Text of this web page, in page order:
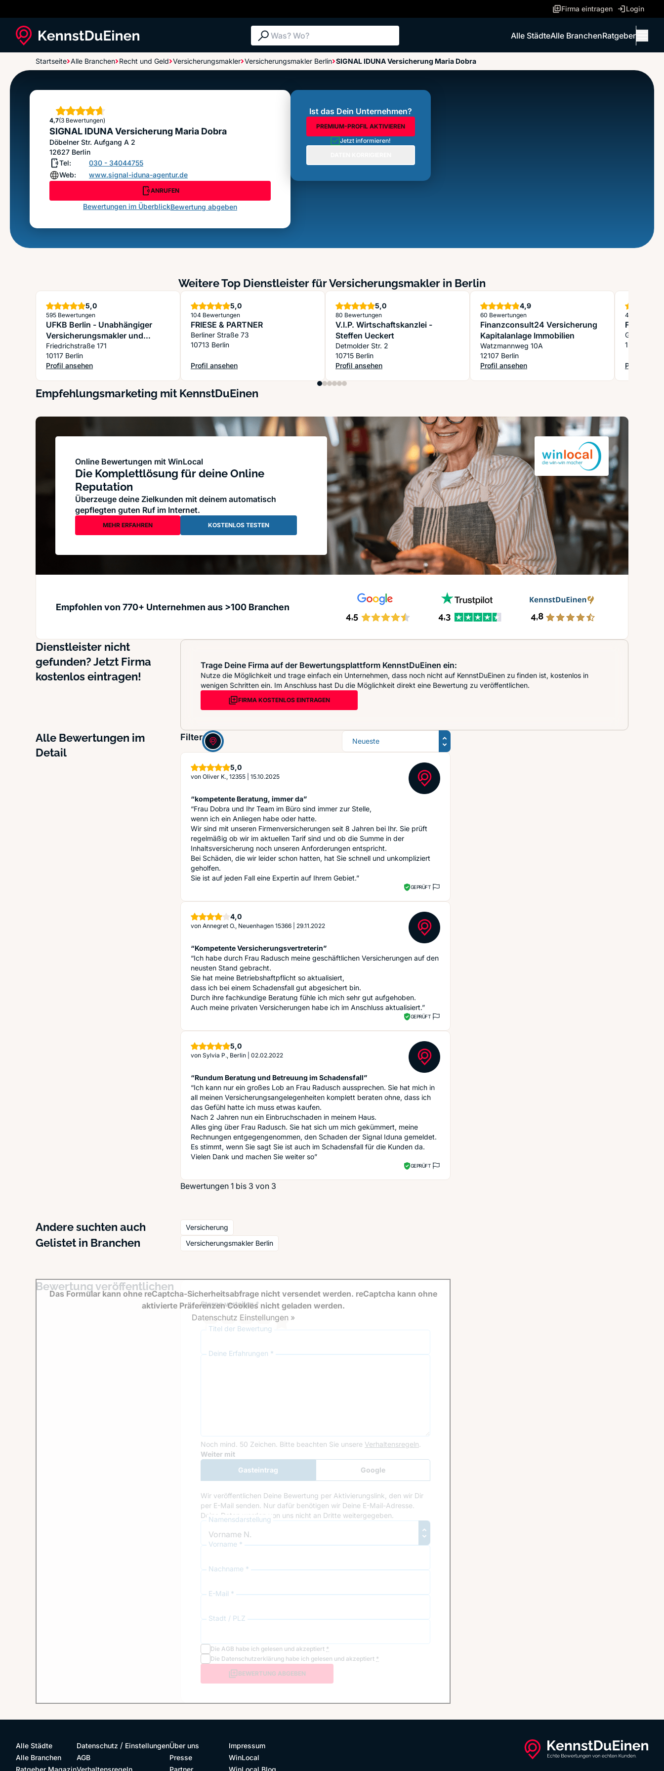
Firma eintragen Login
Suche: Was? Wo?
Alle StädteAlle BranchenRatgeber
Startseite Alle Branchen Recht und Geld Versicherungsmakler Versicherungsmakler Berlin SIGNAL IDUNA Versicherung Maria Dobra
SIGNAL IDUNA Versicherung Maria Dobra
4,7
Sterne
(3 Bewertungen)
SIGNAL IDUNA Versicherung Maria Dobra
Döbelner Str. Aufgang A 2
12627 Berlin
Tel:
030 - 34044755
Web:
www.signal-iduna-agentur.de
ANRUFEN
Bewertungen im ÜberblickBewertung abgeben
Ist das Dein Unternehmen?
PREMIUM-PROFIL AKTIVIEREN
Jetzt informieren!
Weitere Top Dienstleister für Versicherungsmakler in Berlin
5,0Sterne
595 Bewertungen
UFKB Berlin - Unabhängiger
Versicherungsmakler und
Baufinanzierungsberater
Friedrichstraße 171
10117 Berlin
Profil ansehen
: UFKB Berlin - Unabhängiger Versicherungsmakler und Baufinanzierungsberater
5,0Sterne
104 Bewertungen
FRIESE & PARTNER
Berliner Straße 73
10713 Berlin
Profil ansehen
: FRIESE & PARTNER
5,0Sterne
80 Bewertungen
V.I.P. Wirtschaftskanzlei -
Steffen Ueckert
Detmolder Str. 2
10715 Berlin
Profil ansehen
: V.I.P. Wirtschaftskanzlei - Steffen Ueckert
4,9Sterne
60 Bewertungen
Finanzconsult24 Versicherung
Kapitalanlage Immobilien
Watzmannweg 10A
12107 Berlin
Profil ansehen
: Finanzconsult24 Versicherung Kapitalanlage
48
Gustav-
13086
Profil
:
Empfehlungsmarketing mit KennstDuEinen
Online Bewertungen mit WinLocal
Die Komplettlösung für deine Online
Reputation
Überzeuge deine Zielkunden mit deinem automatisch
gepflegten guten Ruf im Internet.
MEHR ERFAHREN KOSTENLOS TESTEN
Empfohlen von 770+ Unternehmen aus >100 Branchen
Dienstleister nicht
gefunden? Jetzt Firma
kostenlos eintragen!
Trage Deine Firma auf der Bewertungsplattform KennstDuEinen ein:
Nutze die Möglichkeit und trage einfach ein Unternehmen, dass noch nicht auf KennstDuEinen zu finden ist, kostenlos in
wenigen Schritten ein. Im Anschluss hast Du die Möglichkeit direkt eine Bewertung zu veröffentlichen.
FIRMA KOSTENLOS EINTRAGEN
Alle Bewertungen im
Detail
Filter: Sortierung
5,0Sterne
von Oliver K., 12355 15.10.2025
“kompetente Beratung, immer da”
“Frau Dobra und Ihr Team im Büro sind immer zur Stelle,
wenn ich ein Anliegen habe oder hatte.
Wir sind mit unseren Firmenversicherungen seit 8 Jahren bei Ihr. Sie prüft
regelmäßig ob wir im aktuellen Tarif sind und ob die Summe in der
Inhaltsversicherung noch unseren Anforderungen entspricht.
Bei Schäden, die wir leider schon hatten, hat Sie schnell und unkompliziert
geholfen.
Sie ist auf jeden Fall eine Expertin auf Ihrem Gebiet.”
GEPRÜFT
4,0Sterne
von Annegret O., Neuenhagen 15366 29.11.2022
“Kompetente Versicherungsvertreterin”
“Ich habe durch Frau Radusch meine geschäftlichen Versicherungen auf den
neusten Stand gebracht.
Sie hat meine Betriebshaftpflicht so aktualisiert,
dass ich bei einem Schadensfall gut abgesichert bin.
Durch ihre fachkundige Beratung fühle ich mich sehr gut aufgehoben.
Auch meine privaten Versicherungen habe ich im Anschluss aktualisiert.”
GEPRÜFT
5,0Sterne
von Sylvia P., Berlin 02.02.2022
“Rundum Beratung und Betreuung im Schadensfall”
“Ich kann nur ein großes Lob an Frau Radusch aussprechen. Sie hat mich in
all meinen Versicherungsangelegenheiten komplett beraten ohne, dass ich
das Gefühl hatte ich muss etwas kaufen.
Nach 2 Jahren nun ein Einbruchschaden in meinem Haus.
Alles ging über Frau Radusch. Sie hat sich um mich gekümmert, meine
Rechnungen entgegengenommen, den Schaden der Signal Iduna gemeldet.
Es stimmt, wenn Sie sagt Sie ist auch im Schadensfall für die Kunden da.
Vielen Dank und machen Sie weiter so”
GEPRÜFT
Bewertungen 1 bis 3 von 3
Andere suchten auch Versicherung
Gelistet in Branchen Versicherungsmakler Berlin
Bewertung veröffentlichen
Sterne verteilen *
Titel der Bewertung
Deine Erfahrungen *
Noch mind. 50 Zeichen. Bitte beachten Sie unsere Verhaltensregeln.
Google Recaptcha
Weiter mit
Gasteintrag
Google
Anmeldung
Wir veröffentlichen Deine Bewertung per Aktivierungslink, den wir Dir
per E-Mail senden. Nur dafür benötigen wir Deine E-Mail-Adresse.
Deine Daten werden von uns nicht an Dritte weitergegeben.
Namensdarstellung
Vorname *
Nachname *
E-Mail *
Stadt / PLZ
Die AGB habe ich gelesen und akzeptiert *
Die Datenschutzerklärung habe ich gelesen und akzeptiert *
BEWERTUNG ABGEBEN
Das Formular kann ohne reCaptcha-Sicherheitsabfrage nicht versendet werden. reCaptcha kann ohne
aktivierte Präferenzen Cookies nicht geladen werden.
Datenschutz Einstellungen »
Alle Städte
Alle Branchen
Ratgeber Magazin
Datenschutz / Einstellungen
AGB
Verhaltensregeln
Über uns
Presse
Partner
Impressum
WinLocal
WinLocal Blog